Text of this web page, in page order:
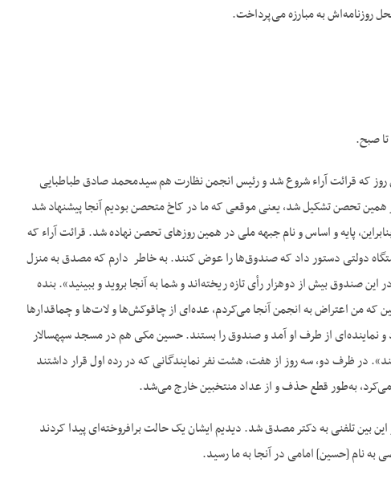
روزنامه‌‌اش به مبارزه می‌‌پرداخت.
صبح.
روز که قرائت آراء شروع شد و رئیس انجمن نظارت هم سیدمحمد صادق طباطبایی
تحصن تشکیل شد، یعنی موقعی که ما در کاخ متحصن بودیم آنجا پیشنهاد شد
پایه و اساس و نام جبهه ملی در همین روزهای تحصن نهاده شد. قرائت آراء که
دولتی دستور داد که صندوق‌‌ها را عوض کنند. به خاطر دارم که مصدق به منزل
صندوق بیش از دوهزار رأی تازه ریخته‌‌اند و شما به آنجا بروید و ببینید». بنده
که من اعتراض به انجمن آنجا می‌‌کردم، عده‌‌ای از چاقوکش‌‌ها و لات‌‌ها و چماقدارها
نماینده‌‌ای از طرف او آمد و صندوق را بستند. حسین مکی هم در مسجد سپهسالار
در ظرف دو، سه روز از هفت، هشت نفر نمایندگانی که در رده اول قرار داشتند
می‌‌کرد، به‌‌طور قطع حذف و از عداد منتخبین خارج می‌‌شد.
تلفنی به دکتر مصدق شد. دیدیم ایشان یک حالت برافروخته‌‌ای پیدا کردند
نام [حسین] امامی در آنجا به ما رسید.